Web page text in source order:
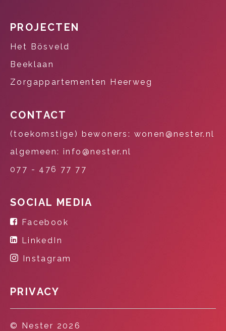
PROJECTEN
Het Bösveld
Beeklaan
Zorgappartementen Heerweg
CONTACT
(toekomstige) bewoners: wonen@nester.nl
algemeen: info@nester.nl
077 - 476 77 77
SOCIAL MEDIA
Facebook
LinkedIn
Instagram
PRIVACY
© Nester 2026